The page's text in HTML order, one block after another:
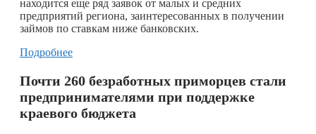
находится еще ряд заявок от малых и средних
предприятий региона, заинтересованных в получении
займов по ставкам ниже банковских.
Подробнее
Почти 260 безработных приморцев стали
предпринимателями при поддержке
краевого бюджета